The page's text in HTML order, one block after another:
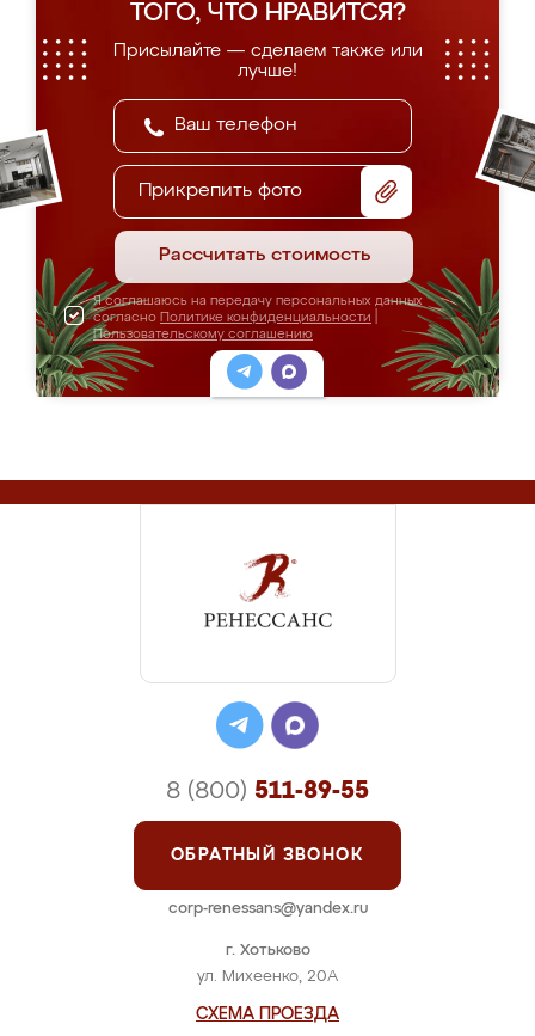
ТОГО, ЧТО НРАВИТСЯ?
Присылайте — сделаем также или
лучше!
Прикрепить фото
Рассчитать стоимость
Я соглашаюсь на передачу персональных данных
согласно Политике конфиденциальности
Пользовательскому соглашению
г. Хотьково
ул. Михеенко, 20А
СХЕМА ПРОЕЗДА
8 (800) 511-89-55
ОБРАТНЫЙ ЗВОНОК
corp-renessans@yandex.ru